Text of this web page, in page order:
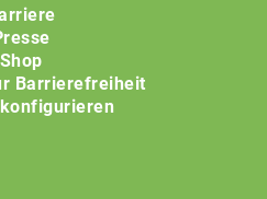
Shop
Barrierefreiheit